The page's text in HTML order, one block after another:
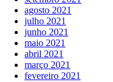
agosto 2021
julho 2021
junho 2021
maio 2021
abril 2021
março 2021
fevereiro 2021